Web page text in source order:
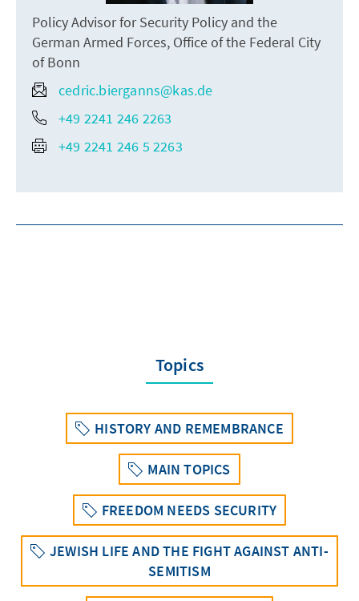
Policy Advisor for Security Policy and the
German Armed Forces, Office of the Federal City
of Bonn
cedric.bierganns@kas.de
+49 2241 246 2263
+49 2241 246 5 2263
Topics
HISTORY AND REMEMBRANCE
MAIN TOPICS
FREEDOM NEEDS SECURITY
JEWISH LIFE AND THE FIGHT AGAINST ANTI-
SEMITISM